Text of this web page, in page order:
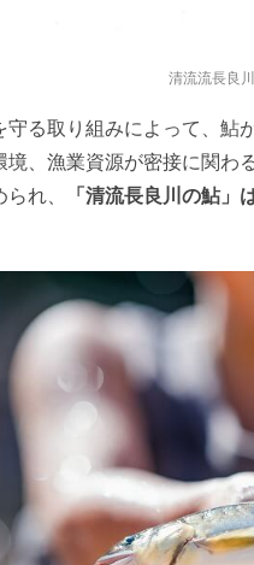
清流流長良
守る取り組みによって、鮎
境、漁業資源が密接に関わ
れ、
「清流長良川の鮎」